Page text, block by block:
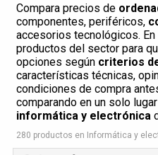
Compara precios de
componentes, periféricos,
accesorios tecnológicos.
productos del sector para
opciones según criterios
características técnicas,
condiciones de compra
comparando en un solo
informática y electrónica
280 productos en Informática y